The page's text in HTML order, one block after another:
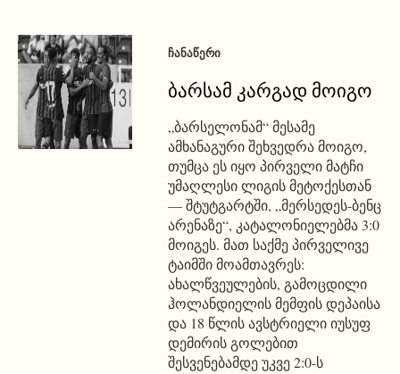
ᲩᲐᲜᲐᲬᲔᲠᲘ
ბარსამ კარგად მოიგო
„ბარსელონამ“ მესამე
ამხანაგური შეხვედრა მოიგო,
თუმცა ეს იყო პირველი მატჩი
უმაღლესი ლიგის მეტოქესთან
— შტუტგარტში, „მერსედეს-ბენც
არენაზე“, კატალონიელებმა 3:0
მოიგეს. მათ საქმე პირველივე
ტაიმში მოამთავრეს:
ახალწვეულების, გამოცდილი
ჰოლანდიელის მემფის დეპაისა
და 18 წლის ავსტრიელი იუსუფ
დემირის გოლებით
შესვენებამდე უკვე 2:0-ს